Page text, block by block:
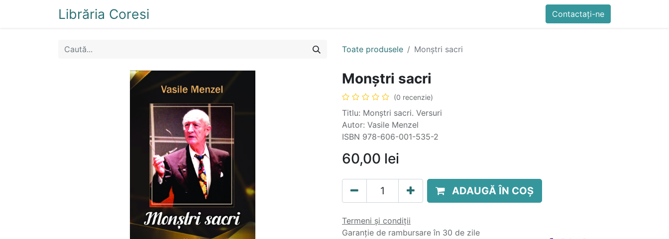
Librăria Coresi Contactați-ne Generator QR
Contactați-ne
Toate produsele Monștri sacri
Monștri sacri
(0 recenzie)
Titlu: Monștri sacri. Versuri
Autor: Vasile Menzel
ISBN 978-606-001-535-2
60,00 lei
ADAUGĂ ÎN COȘ
Termeni și condiții
Garanție de rambursare în 30 de zile